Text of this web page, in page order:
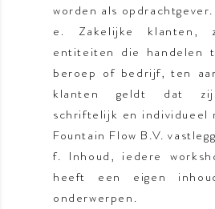
worden als opdrachtgever.
e. Zakelijke klanten,
entiteiten die handelen
beroep of bedrijf, ten
klanten geldt dat zij
schriftelijk en individueel
Fountain Flow B.V.
f. Inhoud, iedere
heeft een eigen
onderwerpen.